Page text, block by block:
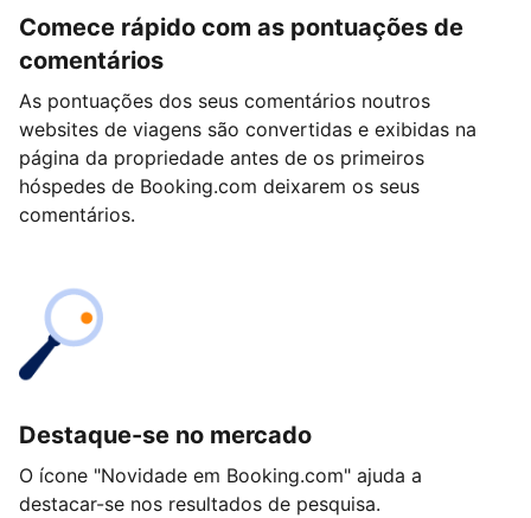
Comece rápido com as pontuações de
comentários
As pontuações dos seus comentários noutros
websites de viagens são convertidas e exibidas na
página da propriedade antes de os primeiros
hóspedes de Booking.com deixarem os seus
comentários.
Destaque-se no mercado
O ícone "Novidade em Booking.com" ajuda a
destacar-se nos resultados de pesquisa.